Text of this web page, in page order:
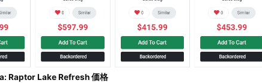
Raptor Lake Refresh 価格